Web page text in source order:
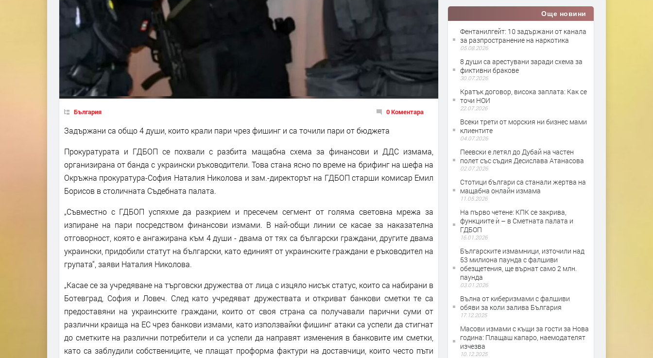
България 0 Коментара
Задържани са общо 4 души, които крали пари чрез фишинг и са точили пари от бюджета
Прокуратурата и ГДБОП се похвали с разбита мащабна схема за финансови и ДДС измама,
организирана от банда с украински ръководители. Това стана ясно по време на брифинг на шефа на
Окръжна прокуратура-София Наталия Николова и зам.-директорът на ГДБОП старши комисар Емил
Борисов в столичната Съдебната палата.
„Съвместно с ГДБОП успяхме да разкрием и пресечем сегмент от голяма световна мрежа за
изпиране на пари посредством финансови измами. В най-общи линии се касае за наказателна
отговорност, която е ангажирана към 4 души - двама от тях са български граждани, другите двама
украински, придобили статут на български, като единият от украинските граждани е ръководител на
групата“, заяви Наталия Николова.
„Касае се за учредяване на търговски дружества от лица с изцяло нисък статус, които са набирани в
Ботевград, София и Ловеч. След като учредяват дружествата и откриват банкови сметки те са
предоставяни на украинските граждани, които от своя страна са получавали парични суми от
различни краища на ЕС чрез банкови измами, като използвайки фишинг атаки са успели да стигнат
до сметките на различни потребители и са успели да направят изменения в банковите им сметки,
като са заблудили собствениците, че плащат проформа фактури на доставчици, които често пъти
Още новини
Фентанилгейт: 10 задържани от канала
за разпространение на наркотика
05.08.2026
8 души са арестувани заради схема за
фиктивни бракове
30.07.2026
Кратък договор, висока заплата: Как се
точи НОИ
22.07.2026
Всеки трети от морския ни бизнес мами
клиентите
04.07.2026
Пеевски е летял до Дубай на частен
полет със съдия Десислава Атанасова
02.07.2026
Стотици българи са станали жертва на
мащабна онлайн измама
11.05.2026
На първо четене: КПК се закрива,
функциите ѝ – в Сметната палата и
ГДБОП
16.01.2026
Българските измамници, източили над
53 милиона паунда с фалшиви
обезщетения, ще върнат само 2 млн.
паунда
03.01.2026
Вълна от киберизмами с фалшиви
обяви за коли залива България
17.12.2025
Масови измами с къщи за гости за Нова
година: Плащаш капаро, наемодателят
изчезва
10.12.2025